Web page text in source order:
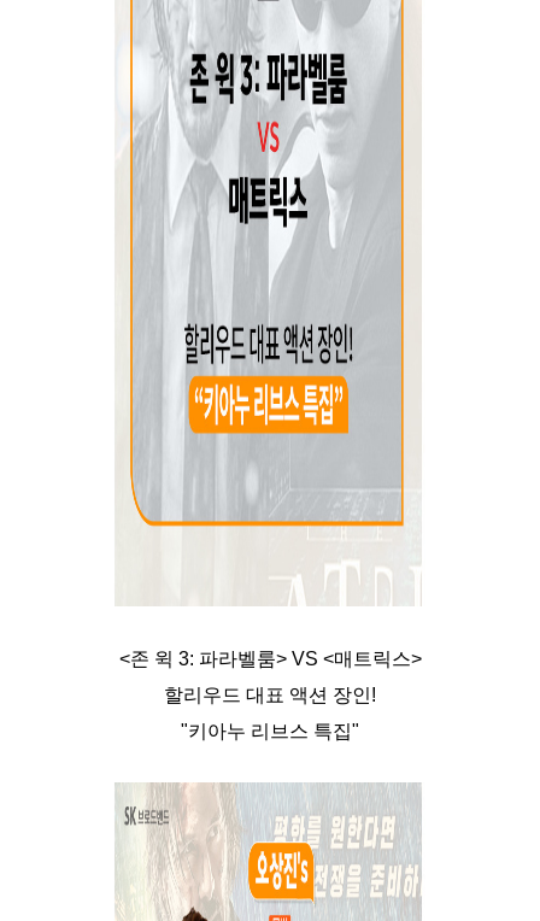
<존 윅 3: 파라벨룸> VS <매트릭스>
할리우드 대표 액션 장인!
"키아누 리브스 특집"